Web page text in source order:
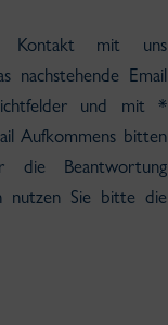
Kontakt mit uns
nachstehende Email
und mit *
Aufkommens bitten
Beantwortung
nutzen Sie bitte die